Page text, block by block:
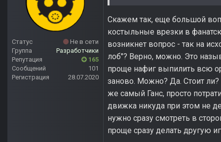
Статус
Не в сети
Группа
Разработчики
Репутация
165
Сообщений
101
Регистрация
28.07.2020
Скажем так, еще большой
костыльные врезки в
возникнет вопрос - так на
лоб"? Верно, можно. Это
проще нафиг выпилить всю
заново. Можно? Да. Стоит ли?
же самый Ганс, просто
движка никуда при этом не
нужно сразу смотреть в
проще сразу делать другую